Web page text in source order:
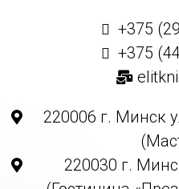
+375
+375
220006 г. Минск
220030 г.